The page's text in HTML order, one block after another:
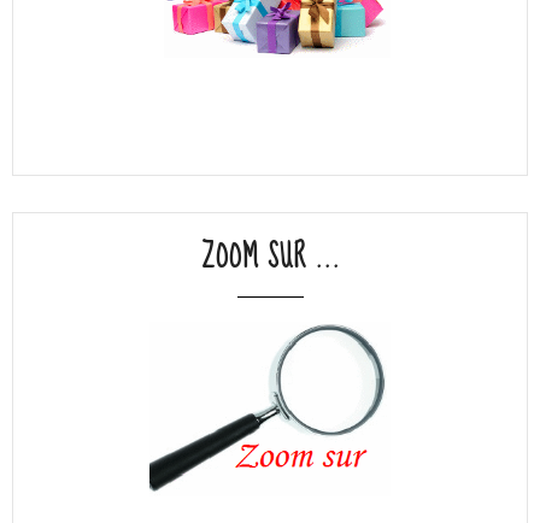
ZOOM SUR ...